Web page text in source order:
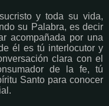
y toda su vida,
su Palabra, es decir
acompañada por una
él es tú interlocutor y
clara con el
de la fe, tú
Santo para conocer